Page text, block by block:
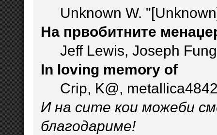
Unknown W.
На првобитните
Jeff Lewis, Joseph
In loving memory of
Crip, K@,
И на сите кои можеби
благодариме!